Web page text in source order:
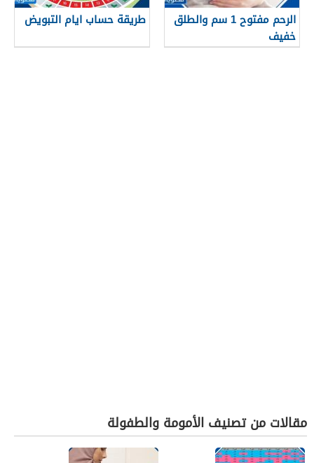
الرحم مفتوح 1 سم والطلق
خفيف
طريقة حساب ايام التبويض
مقالات من تصنيف الأمومة والطفولة